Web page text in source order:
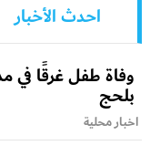
احدث الأخبار
وفاة طفل غرقًا في
بلحج
اخبار محلية